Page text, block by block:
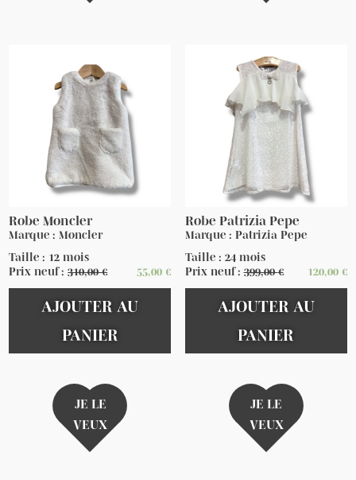
Robe Moncler
Marque : Moncler
Taille : 12 mois
Prix neuf :310,00€ 55,00 €
AJOUTER AU
PANIER
JE LE
VEUX
Robe Patrizia Pepe
Marque : Patrizia Pepe
Taille : 24 mois
Prix neuf :399,00€ 120,00 €
AJOUTER AU
PANIER
JE LE
VEUX